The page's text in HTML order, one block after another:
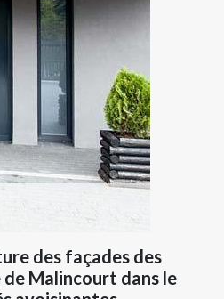
des façades des
de Malincourt dans le